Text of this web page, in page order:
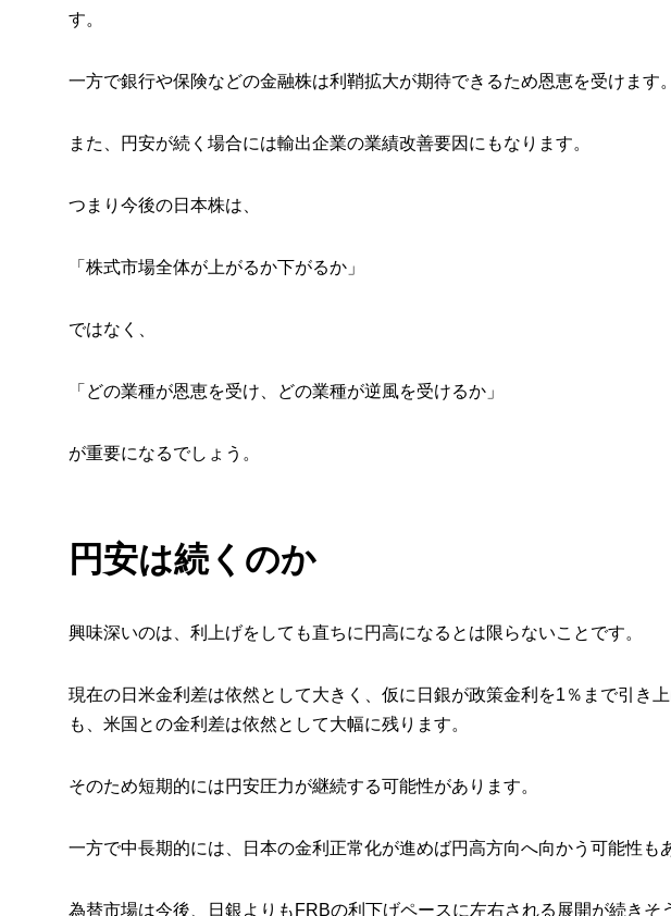
す。
一方で銀行や保険などの金融株は利鞘拡大が期待できるため恩恵を受けます。
また、円安が続く場合には輸出企業の業績改善要因にもなります。
つまり今後の日本株は、
「株式市場全体が上がるか下がるか」
ではなく、
「どの業種が恩恵を受け、どの業種が逆風を受けるか」
が重要になるでしょう。
円安は続くのか
興味深いのは、利上げをしても直ちに円高になるとは限らないことです。
現在の日米金利差は依然として大きく、仮に日銀が政策金利を1％まで引き
も、米国との金利差は依然として大幅に残ります。
そのため短期的には円安圧力が継続する可能性があります。
一方で中長期的には、日本の金利正常化が進めば円高方向へ向かう可能性も
為替市場は今後、日銀よりもFRBの利下げペースに左右される展開が続きそ